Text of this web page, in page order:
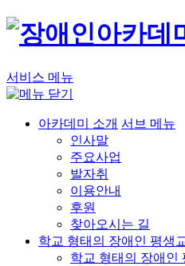
서비스 메뉴
아카데미 소개 서브 메뉴
인사말
주요사업
발자취
이용안내
후원
찾아오시는 길
학교 형태의 장애인 평생
학교 형태의 장애인